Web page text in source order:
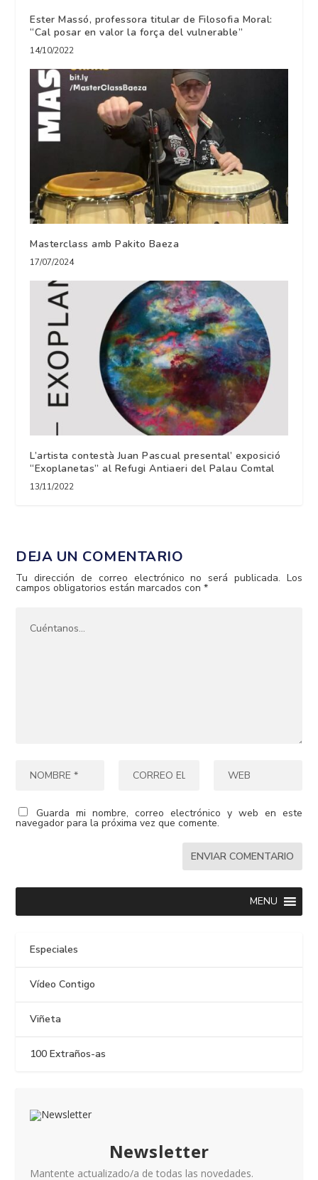
Ester Massó, professora titular de Filosofia Moral:
“Cal posar en valor la força del vulnerable”
14/10/2022
Masterclass amb Pakito Baeza
17/07/2024
L’artista contestà Juan Pascual presental’ exposició
“Exoplanetas” al Refugi Antiaeri del Palau Comtal
13/11/2022
DEJA UN COMENTARIO
Tu dirección de correo electrónico no será publicada. Los
campos obligatorios están marcados con*
Guarda mi nombre, correo electrónico y web en este
navegador para la próxima vez que comente.
MENU
Especiales
Vídeo Contigo
Viñeta
100 Extraños-as
Newsletter
Mantente actualizado/a de todas las novedades.